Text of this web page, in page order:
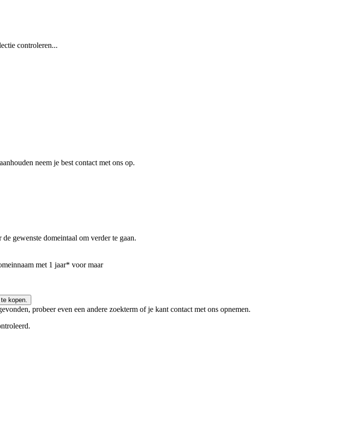
controleren...
neem je best contact met ons op.
gewenste domeintaal om verder te gaan.
met 1 jaar* voor maar
kopen.
probeer even een andere zoekterm of je kant contact met ons opnemen.